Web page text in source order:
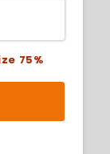
75%